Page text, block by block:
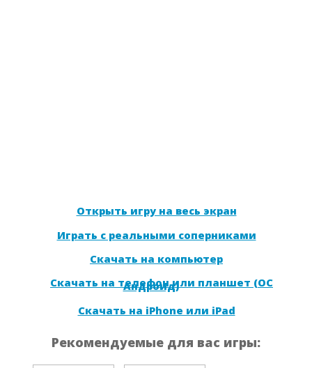
Открыть игру на весь экран
Играть с реальными соперниками
Скачать на компьютер
Скачать на телефон или планшет (ОС
Андроид)
Скачать на iPhone или iPad
Рекомендуемые для вас игры: